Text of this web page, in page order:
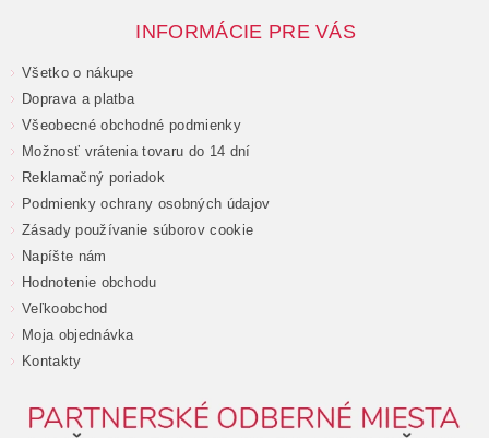
INFORMÁCIE PRE VÁS
Všetko o nákupe
Doprava a platba
Všeobecné obchodné podmienky
Možnosť vrátenia tovaru do 14 dní
Reklamačný poriadok
Podmienky ochrany osobných údajov
Zásady používanie súborov cookie
Napíšte nám
Hodnotenie obchodu
Veľkoobchod
Moja objednávka
Kontakty